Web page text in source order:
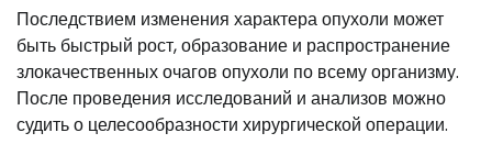
Последствием изменения характера опухоли может
быть быстрый рост, образование и распространение
злокачественных очагов опухоли по всему организму.
После проведения исследований и анализов можно
судить о целесообразности хирургической операции.